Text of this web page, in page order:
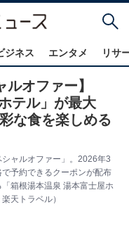
ジネス エンタメ リサ
ルオファー】
テル」が最大
な食を楽しめる
ャルオファー」。2026年3
予約できるクーポンが配布
箱根湯本温泉 湯本富士屋ホ
天トラベル）